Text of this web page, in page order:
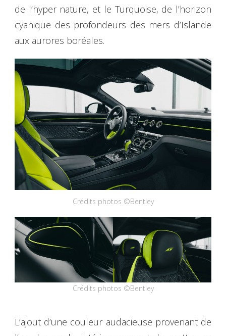
de l’hyper nature, et le Turquoise, de l’horizon
cyanique des profondeurs des mers d’Islande
aux aurores boréales.
Crédits photos ©Bentley
Crédits photos ©Bentley
L’ajout d’une couleur audacieuse provenant de